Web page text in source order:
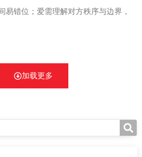
易错位；爱需理解对方秩序与边界，
加载更多